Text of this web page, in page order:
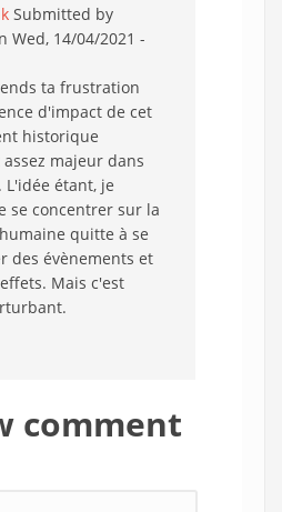
Submitted by
Wed, 14/04/2021 -
ta frustration
d'impact de cet
historique
majeur dans
L'idée étant, je
se concentrer sur la
quitte à se
des évènements et
Mais c'est
comment